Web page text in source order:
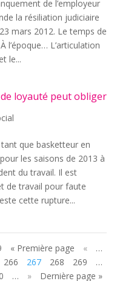
de l’employeur
la résiliation judiciaire
mars 2012. Le temps de
l’époque… L’articulation
le...
loyauté peut obliger
que basketteur en
les saisons de 2013 à
du travail. Il est
de travail pour faute
cette rupture...
« Première page «
…
266 267 268 269
…
… » Dernière page »